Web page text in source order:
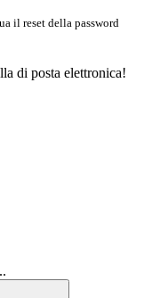
il reset della password
di posta elettronica!